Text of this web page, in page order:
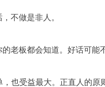
不做是非人。
板都会知道。好话可能
受益最大。正直人的原